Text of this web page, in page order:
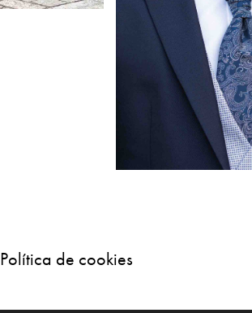
Política de cookies